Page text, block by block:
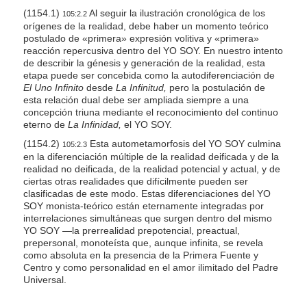
(1154.1) 105:2.2Al seguir la ilustración cronológica de los
orígenes de la realidad, debe haber un momento teórico
postulado de «primera» expresión volitiva y «primera»
reacción repercusiva dentro del YO SOY. En nuestro intento
de describir la génesis y generación de la realidad, esta
etapa puede ser concebida como la autodiferenciación de
El Uno Infinitodesde La Infinitud, pero la postulación de
esta relación dual debe ser ampliada siempre a una
concepción triuna mediante el reconocimiento del continuo
eterno de La Infinidad, el YO SOY.
(1154.2) 105:2.3Esta autometamorfosis del YO SOY culmina
en la diferenciación múltiple de la realidad deificada y de la
realidad no deificada, de la realidad potencial y actual, y de
ciertas otras realidades que difícilmente pueden ser
clasificadas de este modo. Estas diferenciaciones del YO
SOY monista-teórico están eternamente integradas por
interrelaciones simultáneas que surgen dentro del mismo
YO SOY —la prerrealidad prepotencial, preactual,
prepersonal, monoteísta que, aunque infinita, se revela
como absoluta en la presencia de la Primera Fuente y
Centro y como personalidad en el amor ilimitado del Padre
Universal.